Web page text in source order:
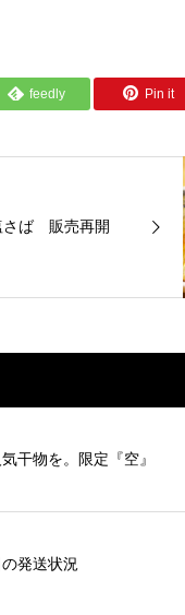
feedly Pin it
さば 販売再開
干物を。限定『空』
発送状況